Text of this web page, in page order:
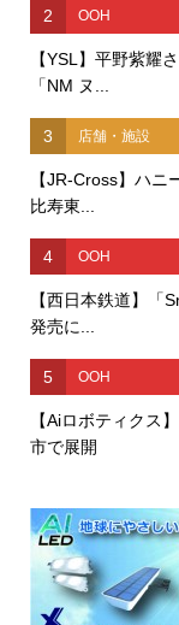
2 OOH
【YSL】平野紫耀
「NM ヌ...
3 店舗・施設
【JR-Cross】ハ
比寿東...
4 OOH
【西日本鉄道】「
発売に...
5 OOH
【Aiロボティクス
市で展開